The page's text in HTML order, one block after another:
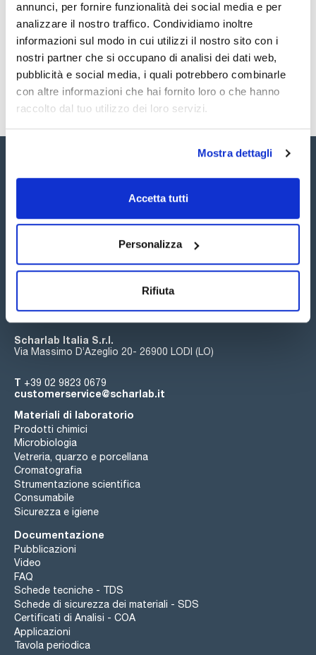
annunci, per fornire funzionalità dei social media e per
analizzare il nostro traffico. Condividiamo inoltre
informazioni sul modo in cui utilizzi il nostro sito con i
nostri partner che si occupano di analisi dei dati web,
pubblicità e social media, i quali potrebbero combinarle
con altre informazioni che hai fornito loro o che hanno
raccolto dal tuo utilizzo dei loro servizi.
Mostra dettagli
Accetta tutti
Personalizza
Rifiuta
Registrati per i download
Registrati per i download
SDS / Scheda di
Sicurezza
Registrati per i download
Seguici:
Iscriviti alla Newsletter
Scharlab Italia S.r.l.
Via Massimo D’Azeglio 20- 26900 LODI (LO)
T +39 02 9823 0679
customerservice@scharlab.it
Materiali di laboratorio
Prodotti chimici
Microbiologia
Vetreria, quarzo e porcellana
Cromatografia
Strumentazione scientifica
Consumabile
Sicurezza e igiene
Documentazione
Pubblicazioni
Video
FAQ
Schede tecniche - TDS
Schede di sicurezza dei materiali - SDS
Certificati di Analisi - COA
Applicazioni
Tavola periodica